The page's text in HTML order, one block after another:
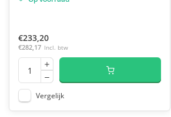
€233,20
€282,17 Incl. btw
Vergelijk